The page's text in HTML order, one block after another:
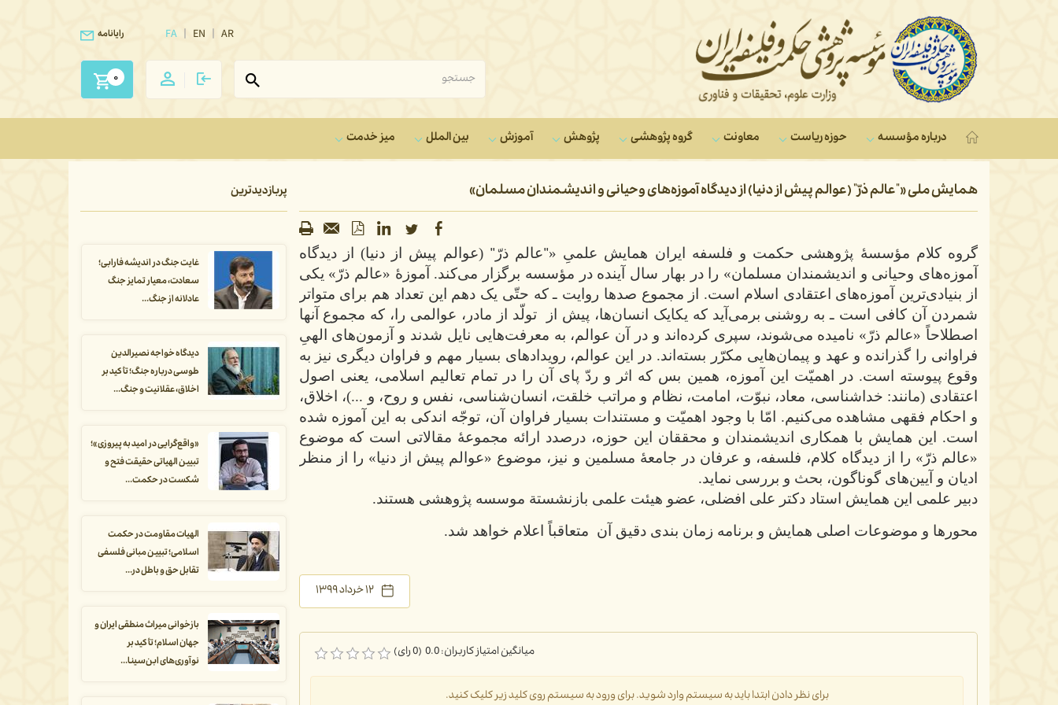
FA EN AR رایانامه
0
درباره مؤسسه حوزه ریاست معاونت‌ گروه‌ پژوهشی پژوهش آموزش بین الملل میز خدمت
همایش ملی «"عالم ذرّ" (عوالم پیش از دنیا) از دیدگاه آموزه‌های وحیانی و اندیشمندان مسلمان»
گروه کلام مؤسسۀ پژوهشی حکمت و فلسفه ایران همایش علمیِ «"عالم ذرّ" (عوالم پیش از دنیا) از دیدگاه
آموزه‌های وحیانی و اندیشمندان مسلمان» را در بهار سال آینده در مؤسسه برگزار می‌کند. آموزۀ «عالم ذرّ» یکی
از بنیادی‌ترین آموزه‌های اعتقادی اسلام است. از مجموع صدها روایت ـ که حتّی یک دهم این تعداد هم برای متواتر
شمردن آن کافی است ـ به روشنی برمی‌آید که یکایک انسان‌ها، پیش از
تولّد از مادر، عوالمی را، که مجموع آنها
اصطلاحاً «عالم ذرّ» نامیده می‌شوند، سپری کرده‌اند و در آن عوالم، به معرفت‌هایی نایل شدند و آزمون‌های الهیِ
فراوانی را گذرانده و عهد و پیمان‌هایی مکرّر بسته‌اند. در این عوالم، رویدادهای بسیار مهم و فراوان دیگری نیز به
وقوع پیوسته است. در اهمیّت این آموزه، همین بس که اثر و ردّ پای آن را در تمام تعالیم اسلامی، یعنی اصول
اعتقادی (مانند: خداشناسی، معاد، نبوّت، امامت، نظام و مراتب خلقت، انسان‌شناسی، نفس و روح، و ...)، اخلاق،
و احکام فقهی مشاهده می‌کنیم. امّا با وجود اهمیّت و مستندات بسیار فراوان آن، توجّه اندکی به این آموزه شده
است. این همایش با همکاری اندیشمندان و محققان این حوزه، درصدد ارائه مجموعۀ مقالاتی است که موضوع
«عالم ذرّ» را از دیدگاه کلام، فلسفه، و عرفان در جامعۀ مسلمین و نیز، موضوع «عوالم پیش از دنیا» را از منظر
ادیان و آیین‌های گوناگون، بحث و بررسی نماید.
دبیر علمی این همایش استاد دکتر علی افضلی، عضو هیئت علمی بازنشستة موسسه پژوهشی هستند.
محورها و موضوعات اصلی همایش و برنامه زمان بندی دقیق آن متعاقباً اعلام خواهد شد.
۱۲ خرداد ۱۳۹۹
میانگین امتیاز کاربران: 0.0 (0 رای)
برای نظر دادن ابتدا باید به سیستم وارد شوید. برای ورود به سیستم روی کلید زیر کلیک کنید.
پربازدیدترین
غایت جنگ در اندیشه فارابی؛
سعادت، معیار تمایز جنگ
عادلانه از جنگ...
دیدگاه خواجه نصیرالدین
طوسی درباره جنگ؛ تأکید بر
اخلاق، عقلانیت و جنگ...
«واقع‌گرایی در امید به پیروزی»؛
تبیین الهیاتی حقیقت فتح و
شکست در حکمت...
الهیات مقاومت در حکمت
اسلامی؛ تبیین مبانی فلسفی
تقابل حق و باطل در...
بازخوانی میراث منطقی ایران و
جهان اسلام؛ تأکید بر
نوآوری‌های ابن‌سینا...